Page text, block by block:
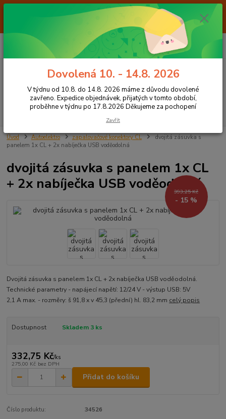
Od 7.8. do 14.8. 2026 máme z důvodu dovolené ZAVŘENO. Expedice
objednávek, přijatých v tomto období, proběhne v týdnu po 17.8.2026
Děkujeme za pochopení
CZK
Hledat
+420 605 283 713
za0,00 Kč
Úvod Autoelektro zapalovačové konektory CL
dvojitá zásuvka s
panelem 1x CL + 2x nabíječka USB voděodolná
dvojitá zásuvka s panelem 1x CL
+ 2x nabíječka USB voděodolná
393,25 Kč
- 15 %
Dvojitá zásuvka s panelem 1x CL + 2x nabíječka USB voděodolná.
Technické parametry - napájecí napětí: 12/24 V - výstup USB: 5V
2,1 A max. - rozměry: š 91,8 x v 45,3 (přední) hl. 83,2 mm celý popis
Dostupnost Skladem 3 ks
332,75 Kč/ks
275,00 Kč bez DPH
Přidat do košíku
Číslo produktu: 34526
Dovolená 10. - 14.8. 2026
V týdnu od 10.8. do 14.8. 2026 máme z důvodu dovolené
zavřeno. Expedice objednávek, přijatých v tomto období,
proběhne v týdnu po 17.8.2026 Děkujeme za pochopení
Zavřít